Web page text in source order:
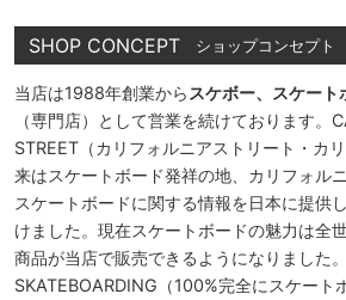
SHOP CONCEPT ショップコンセプト
当店は1988年創業から スケボー、スケート
（専門店）として営業を続けております。
STREET（カリフォルニアストリート・カ
来はスケートボード発祥の地、カリフォル
スケートボードに関する情報を日本に提供
けました。現在スケートボードの魅力は全
商品が当店で販売できるようになりました
SKATEBOARDING（100%完全にスケート